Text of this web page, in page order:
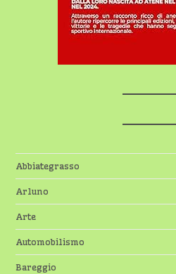
Abbiategrasso
Arluno
Arte
Automobilismo
Bareggio